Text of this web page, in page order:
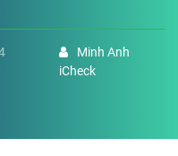
Minh Anh
iCheck